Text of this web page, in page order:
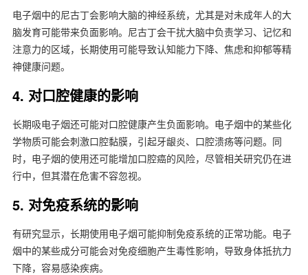
电子烟中的尼古丁会影响大脑的神经系统，尤其是对未成年人的大
脑发育可能带来负面影响。尼古丁会干扰大脑中负责学习、记忆和
注意力的区域，长期使用可能导致认知能力下降、焦虑和抑郁等精
神健康问题。
4. 对口腔健康的影响
长期吸电子烟还可能对口腔健康产生负面影响。电子烟中的某些化
学物质可能会刺激口腔黏膜，引起牙龈炎、口腔溃疡等问题。同
时，电子烟的使用还可能增加口腔癌的风险，尽管相关研究仍在进
行中，但其潜在危害不容忽视。
5. 对免疫系统的影响
有研究显示，长期使用电子烟可能抑制免疫系统的正常功能。电子
烟中的某些成分可能会对免疫细胞产生毒性影响，导致身体抵抗力
下降，容易感染疾病。